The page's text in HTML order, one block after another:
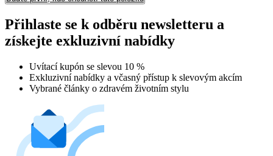
Přihlaste se k odběru newsletteru a
získejte exkluzivní nabídky
Uvítací kupón se slevou 10 %
Exkluzivní nabídky a včasný přístup k slevovým akcím
Vybrané články o zdravém životním stylu